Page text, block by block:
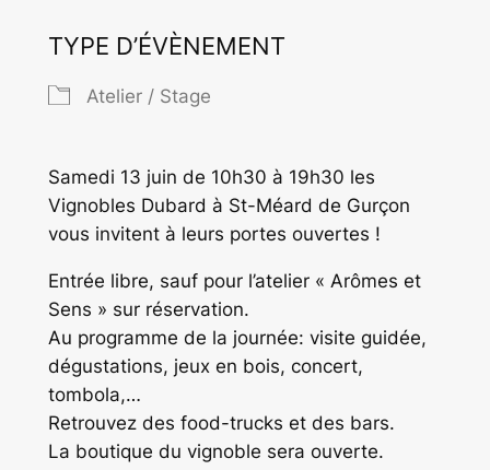
TYPE D’ÉVÈNEMENT
Atelier / Stage
Samedi 13 juin de 10h30 à 19h30 les
Vignobles Dubard à St-Méard de Gurçon
vous invitent à leurs portes ouvertes !
Entrée libre, sauf pour l’atelier « Arômes et
Sens » sur réservation.
Au programme de la journée: visite guidée,
dégustations, jeux en bois, concert,
tombola,…
Retrouvez des food-trucks et des bars.
La boutique du vignoble sera ouverte.